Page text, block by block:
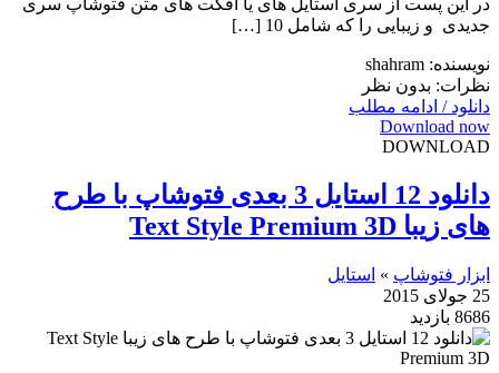
در این پست از سری استایل های یا افکت های متن فتوشاپ سری
جدیدی و زیبایی را که شامل 10 […]
نویسنده: shahram
نظرات: بدون نظر
دانلود / ادامه مطلب
Download now
DOWNLOAD
دانلود 12 استایل 3 بعدی فتوشاپ با طرح
های زیبا Text Style Premium 3D
ابزار فتوشاپ » استایل
25 جولای 2015
8686 بازدید